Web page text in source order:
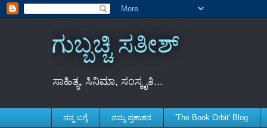
ಗುಬ್ಬಚ್ಚಿ ಸತೀಶ್
ಸಾಹಿತ್ಯ, ಸಿನಿಮಾ, ಸಂಸ್ಕೃತಿ...
ನನ್ನ ಬಗ್ಗೆ ನಮ್ಮ ಪ್ರಕಾಶನ 'The Book Orbit' Blog